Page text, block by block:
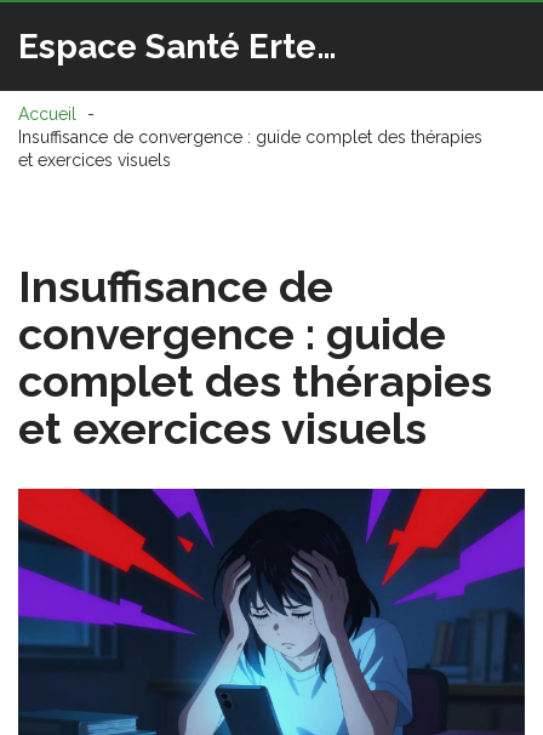
Espace Santé Ertedis
Accueil
Insuffisance de convergence : guide complet des thérapies
et exercices visuels
Insuffisance de
convergence : guide
complet des thérapies
et exercices visuels